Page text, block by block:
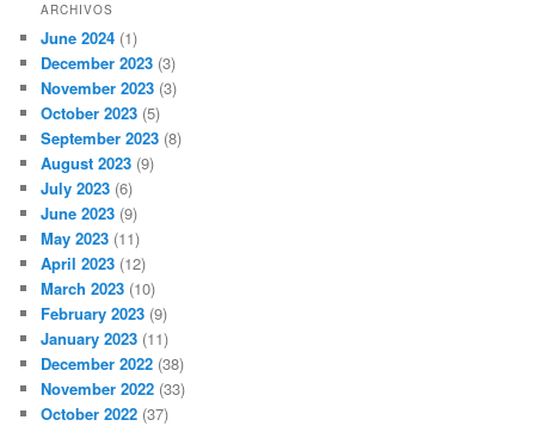
ARCHIVOS
June 2024 (1)
December 2023 (3)
November 2023 (3)
October 2023 (5)
September 2023 (8)
August 2023 (9)
July 2023 (6)
June 2023 (9)
May 2023 (11)
April 2023 (12)
March 2023 (10)
February 2023 (9)
January 2023 (11)
December 2022 (38)
November 2022 (33)
October 2022 (37)